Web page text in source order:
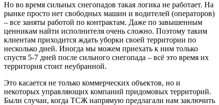
Но во время сильных снегопадов такая логика не работает. На
рынке просто нет свободных машин и водителей (операторов)
– все заняты работой по контрактам. Даже по завышенным
ценникам найти исполнителя очень сложно. Поэтому таким
клиентам приходится ждать уборки своей территории по
несколько дней. Иногда мы можем приехать к ним только
спустя 5-7 дней после сильного снегопада – всё это время их
территория стоит неубранной.
Это касается не только коммерческих объектов, но и
некоторых управляющих компаний придомовых территорий.
Были случаи, когда ТСЖ напрямую предлагали нам заключить